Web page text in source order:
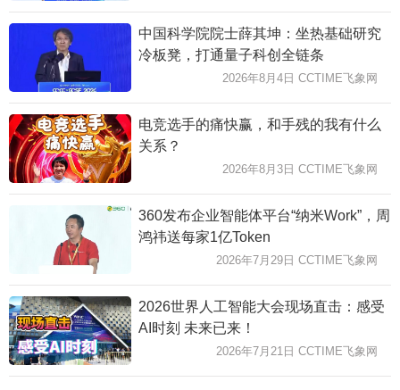
中国科学院院士薛其坤：坐热基础研究
冷板凳，打通量子科创全链条
2026年8月4日 CCTIME飞象网
电竞选手的痛快赢，和手残的我有什么
关系？
2026年8月3日 CCTIME飞象网
360发布企业智能体平台“纳米Work”，周
鸿祎送每家1亿Token
2026年7月29日 CCTIME飞象网
2026世界人工智能大会现场直击：感受
AI时刻 未来已来！
2026年7月21日 CCTIME飞象网